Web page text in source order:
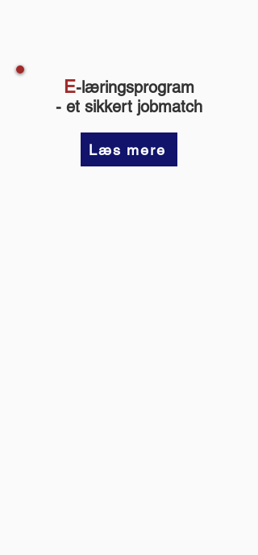
E-læringsprogram
- et sikkert jobmatch
Læs mere